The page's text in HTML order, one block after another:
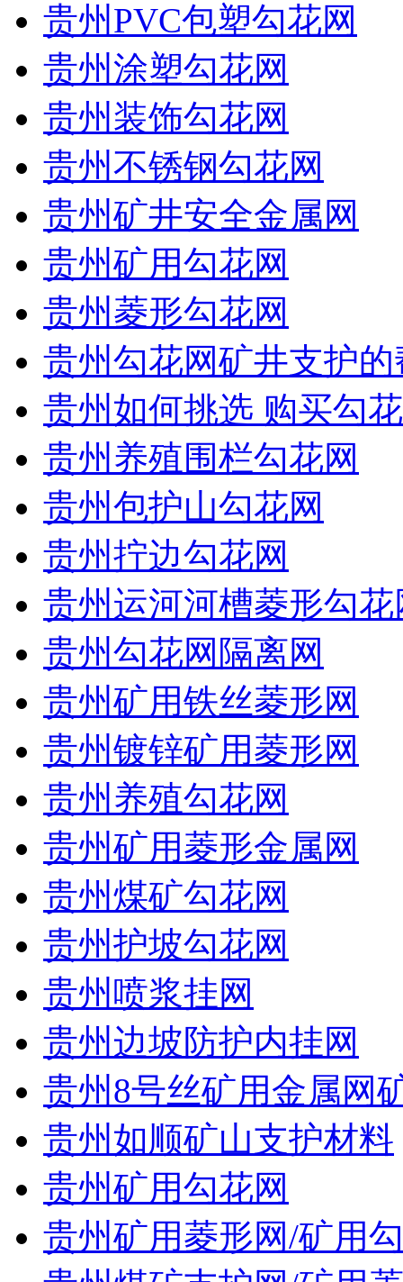
贵州PVC包塑勾花网
贵州涂塑勾花网
贵州装饰勾花网
贵州不锈钢勾花网
贵州矿井安全金属网
贵州矿用勾花网
贵州菱形勾花网
贵州勾花网矿井支护的
贵州如何挑选 购买勾
贵州养殖围栏勾花网
贵州包护山勾花网
贵州拧边勾花网
贵州运河河槽菱形勾花
贵州勾花网隔离网
贵州矿用铁丝菱形网
贵州镀锌矿用菱形网
贵州养殖勾花网
贵州矿用菱形金属网
贵州煤矿勾花网
贵州护坡勾花网
贵州喷浆挂网
贵州边坡防护内挂网
贵州8号丝矿用金属网
贵州如顺矿山支护材料
贵州矿用勾花网
贵州矿用菱形网/矿用